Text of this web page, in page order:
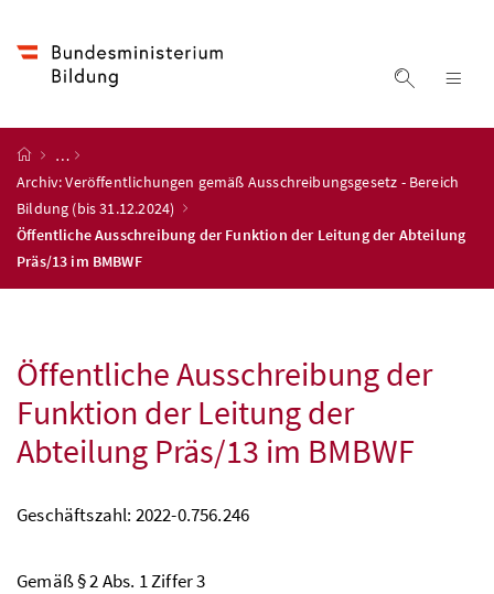
Suche
Startseite
…
Archiv: Veröffentlichungen gemäß Ausschreibungsgesetz - Bereich
Bildung (bis 31.12.2024)
Öffentliche Ausschreibung der Funktion der Leitung der Abteilung
Präs/13 im BMBWF
Öffentliche Ausschreibung der
Funktion der Leitung der
Abteilung Präs/13 im BMBWF
Geschäftszahl: 2022-0.756.246
Gemäß§2Abs. 1 Ziffer 3